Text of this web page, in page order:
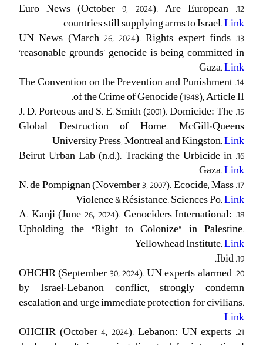
12. Euro News (October 9, 2024). Are European
countries still supplying arms to Israel.Link
13. UN News (March 26, 2024). Rights expert finds
‘reasonable grounds’ genocide is being committed in
Gaza.Link
14. The Convention on the Prevention and Punishment
of the Crime of Genocide (1948), Article II.
15. J. D. Porteous and S. E. Smith (2001). Domicide: The
Global Destruction of Home. McGill-Queens
University Press, Montreal and Kingston.Link
16. Beirut Urban Lab (n.d.). Tracking the Urbicide in
Gaza.Link
17. N. de Pompignan (November 3, 2007). Ecocide, Mass
Violence & Résistance. Sciences Po.Link
18. A. Kanji (June 26, 2024). Genociders International:
Upholding the “Right to Colonize” in Palestine.
Yellowhead Institute.Link
19. Ibid.
20. OHCHR (September 30, 2024). UN experts alarmed
by Israel-Lebanon conflict, strongly condemn
escalation and urge immediate protection for civilians.
Link
21. OHCHR (October 4, 2024). Lebanon: UN experts